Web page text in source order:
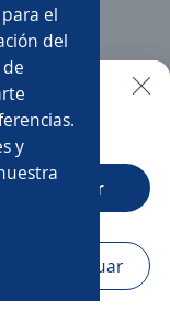
el
del
y
Asesor/a comercial
app
Abrir
Continuar